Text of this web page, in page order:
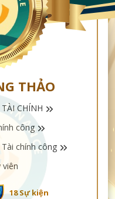
THẢO
CHÍNH
công
chính công
viên
18 Sự kiện